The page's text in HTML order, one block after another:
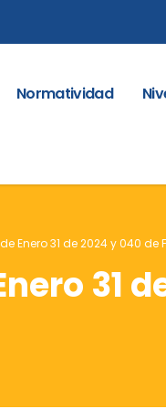
Normatividad
Enero 31 de 2024 y 040 de
31